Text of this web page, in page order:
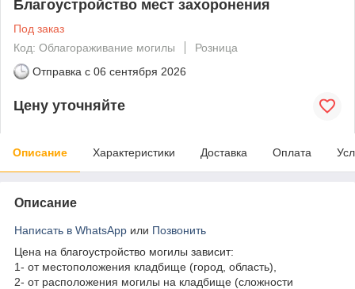
Благоустройство мест захоронения
Под заказ
Код: Облагораживание могилы
Розница
Отправка с 06 сентября 2026
Цену уточняйте
Описание Характеристики Доставка Оплата
Описание
Написать в WhatsApp или Позвонить
Цена на благоустройство могилы зависит:
1- от местоположения кладбище (город, область),
2- от расположения могилы на кладбище (сложности